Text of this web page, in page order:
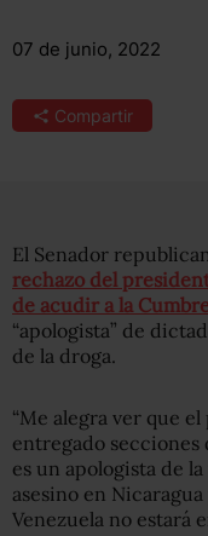
07 de junio, 2022
Compartir
El Senador
rechazo del
de acudir a la
“apologista” de
de la droga.
“Me alegra ver que
entregado secciones
es un apologista de
asesino en
Venezuela no estará